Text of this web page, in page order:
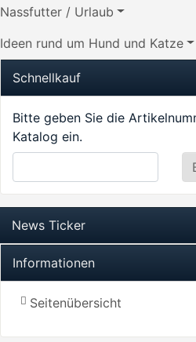
Nassfutter / Urlaub
Ideen rund um Hund und Katze
Schnellkauf
Bitte geben Sie die
Katalog ein.
News Ticker
Informationen
Seitenübersicht